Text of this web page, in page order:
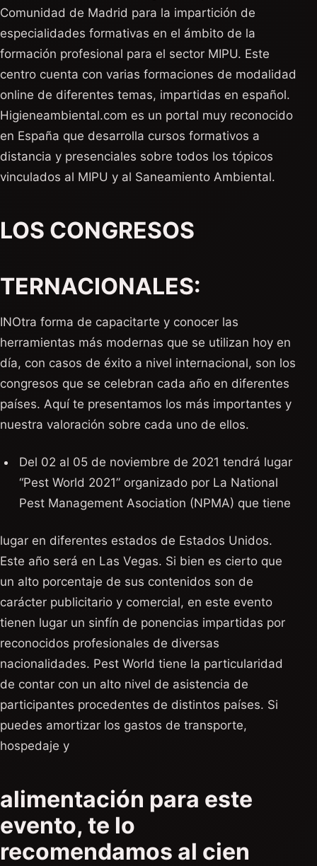
Comunidad de Madrid para la impartición de
especialidades formativas en el ámbito de la
formación profesional para el sector MIPU. Este
centro cuenta con varias formaciones de modalidad
online de diferentes temas, impartidas en español.
Higieneambiental.com es un portal muy reconocido
en España que desarrolla cursos formativos a
distancia y presenciales sobre todos los tópicos
vinculados al MIPU y al Saneamiento Ambiental.
LOS CONGRESOS
TERNACIONALES:
INOtra forma de capacitarte y conocer las
herramientas más modernas que se utilizan hoy en
día, con casos de éxito a nivel internacional, son los
congresos que se celebran cada año en diferentes
países. Aquí te presentamos los más importantes y
nuestra valoración sobre cada uno de ellos.
Del 02 al 05 de noviembre de 2021 tendrá lugar
“Pest World 2021” organizado por La National
Pest Management Asociation (NPMA) que tiene
lugar en diferentes estados de Estados Unidos.
Este año será en Las Vegas. Si bien es cierto que
un alto porcentaje de sus contenidos son de
carácter publicitario y comercial, en este evento
tienen lugar un sinfín de ponencias impartidas por
reconocidos profesionales de diversas
nacionalidades. Pest World tiene la particularidad
de contar con un alto nivel de asistencia de
participantes procedentes de distintos países. Si
puedes amortizar los gastos de transporte,
hospedaje y
alimentación para este
evento, te lo
recomendamos al cien